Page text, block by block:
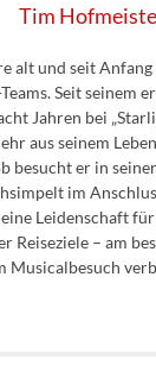
Tim
alt und seit
Seit seinem
Jahren bei
aus seinem
besucht er in
im
Leidenschaft
Reiseziele – am
Musicalbesuch